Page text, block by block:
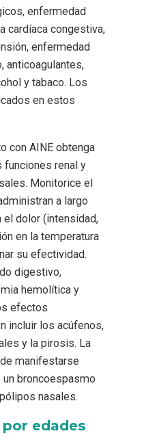
enfermedad
cardíaca congestiva,
enfermedad
anticoagulantes,
y tabaco. Los
en estos
con AINE obtenga
funciones renal y
Monitorice el
a largo
el dolor (intensidad,
en la temperatura
su efectividad.
digestivo,
hemolítica y
efectos
incluir los acúfenos,
y la pirosis. La
manifestarse
un broncoespasmo
nasales.
edades